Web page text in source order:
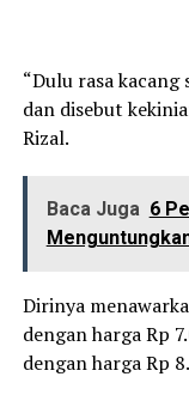
“Dulu rasa
dan disebut
Rizal.
Baca Juga 6
Dirinya
dengan harga Rp
dengan harga Rp